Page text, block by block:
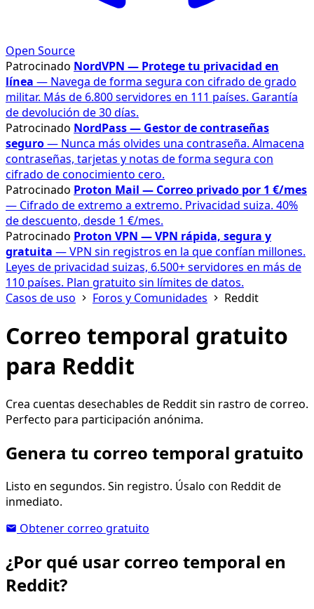
Open Source
Patrocinado NordVPN — Protege tu privacidad en
línea — Navega de forma segura con cifrado de grado
militar. Más de 6.800 servidores en 111 países. Garantía
de devolución de 30 días.
Patrocinado NordPass — Gestor de contraseñas
seguro— Nunca más olvides una contraseña. Almacena
contraseñas, tarjetas y notas de forma segura con
cifrado de conocimiento cero.
Patrocinado Proton Mail — Correo privado por 1 €/mes
— Cifrado de extremo a extremo. Privacidad suiza. 40%
de descuento, desde 1 €/mes.
Patrocinado Proton VPN — VPN rápida, segura y
gratuita — VPN sin registros en la que confían millones.
Leyes de privacidad suizas, 6.500+ servidores en más de
110 países. Plan gratuito sin límites de datos.
Casos de uso
Foros y Comunidades Reddit
Correo temporal gratuito
para Reddit
Crea cuentas desechables de Reddit sin rastro de correo.
Perfecto para participación anónima.
Genera tu correo temporal gratuito
Listo en segundos. Sin registro. Úsalo con Reddit de
inmediato.
Obtener correo gratuito
¿Por qué usar correo temporal en
Reddit?